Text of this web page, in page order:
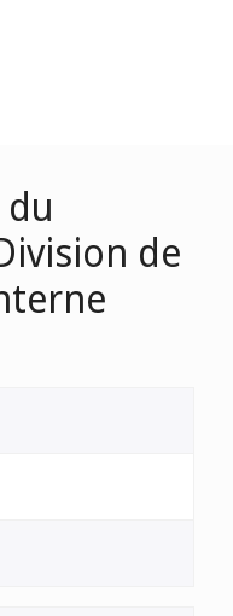
de